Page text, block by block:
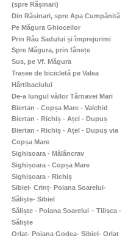
(spre Rășinari)
Din Rășinari, spre Apa Cumpănită
Pe Măgura Ghioceilor
Prin Râu Sadului și împrejurimi
Spre Măgura, prin fânețe
Sus, pe Vf. Măgura
Trasee de bicicletă pe Valea
Hârtibaciului
De-a lungul văilor Târnavei Mari
Biertan - Copșa Mare - Valchid
Biertan - Richiș - Ațel - Dupuș
Biertan - Richiș - Ațel - Dupuș via
Copșa Mare
Sighisoara - Mălâncrav
Sighișoara - Copșa Mare
Sighișoara - Richiș
Sibiel- Crinț- Poiana Soarelui-
Săliște- Sibiel
Săliște - Poiana Soarelui – Tilișca -
Săliște
Orlat- Poiana Godea- Sibiel- Orlat